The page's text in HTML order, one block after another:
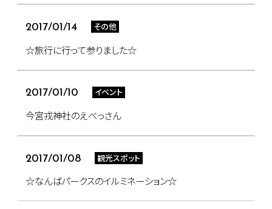
2017/01/14 その他
☆旅行に行って参りました☆
2017/01/10 イベント
今宮戎神社のえべっさん
2017/01/08 観光スポット
☆なんばパークスのイルミネーション☆